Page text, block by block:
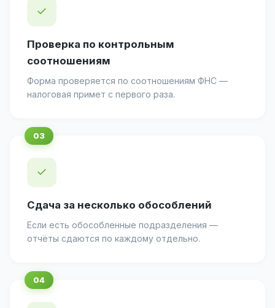
✓
Проверка по контрольным
соотношениям
Форма проверяется по соотношениям ФНС —
налоговая примет с первого раза.
✓
Сдача за несколько обособлений
Если есть обособленные подразделения —
отчёты сдаются по каждому отдельно.